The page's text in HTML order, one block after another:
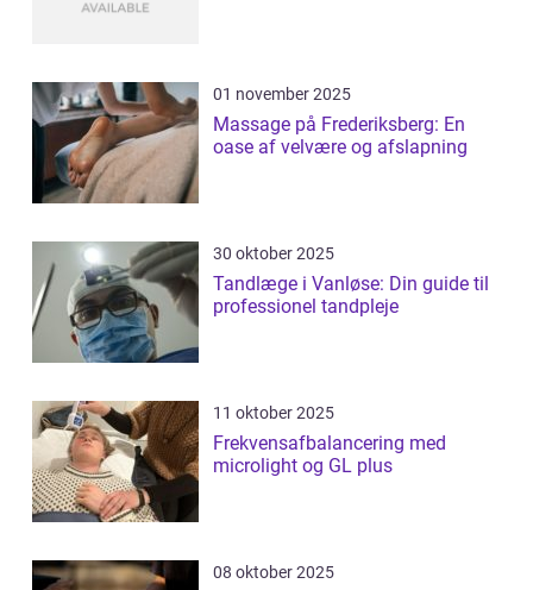
01 november 2025
Massage på Frederiksberg: En
oase af velvære og afslapning
30 oktober 2025
Tandlæge i Vanløse: Din guide til
professionel tandpleje
11 oktober 2025
Frekvensafbalancering med
microlight og GL plus
08 oktober 2025